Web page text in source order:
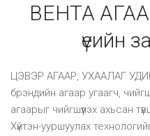
ВЕНТА
үеийн
ЦЭВЭР АГААР, УХААЛАГ
брэндийн агаар угаагч,
агаарыг чийгшүүлэх ахьсан
Хүйтэн-ууршуулах